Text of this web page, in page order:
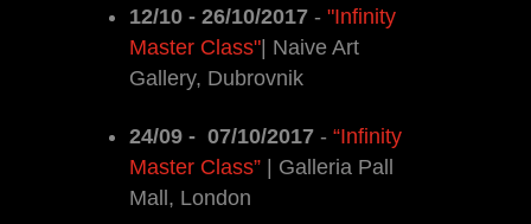
12/10 - 26/10/2017 -"Infinity
Master Class" | Naive Art
Gallery, Dubrovnik
24/09 - 07/10/2017 -“Infinity
Master Class” | Galleria Pall
Mall, London